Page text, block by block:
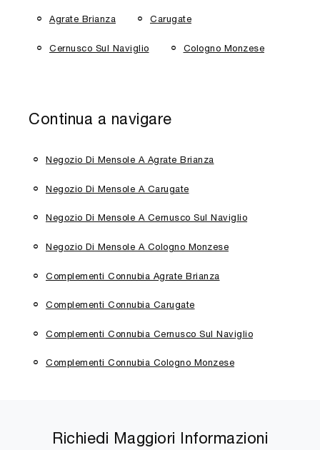
Agrate Brianza Carugate
Cernusco Sul Naviglio Cologno Monzese
Continua a navigare
Negozio Di Mensole A Agrate Brianza
Negozio Di Mensole A Carugate
Negozio Di Mensole A Cernusco Sul Naviglio
Negozio Di Mensole A Cologno Monzese
Complementi Connubia Agrate Brianza
Complementi Connubia Carugate
Complementi Connubia Cernusco Sul Naviglio
Complementi Connubia Cologno Monzese
Richiedi Maggiori Informazioni